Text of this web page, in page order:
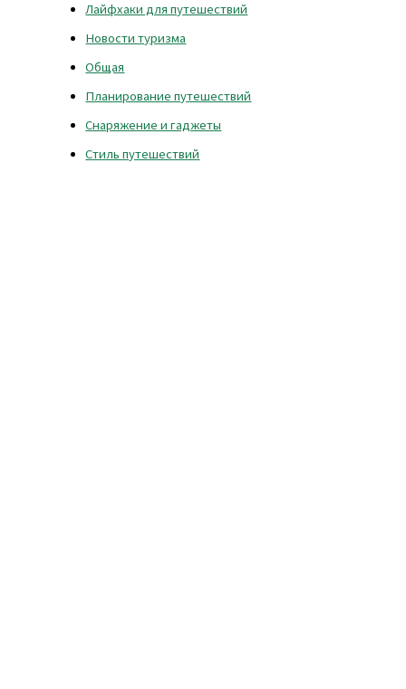
Лайфхаки для путешествий
Новости туризма
Общая
Планирование путешествий
Снаряжение и гаджеты
Стиль путешествий